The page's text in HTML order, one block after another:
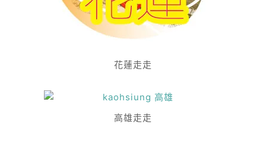
花蓮走走
高雄走走